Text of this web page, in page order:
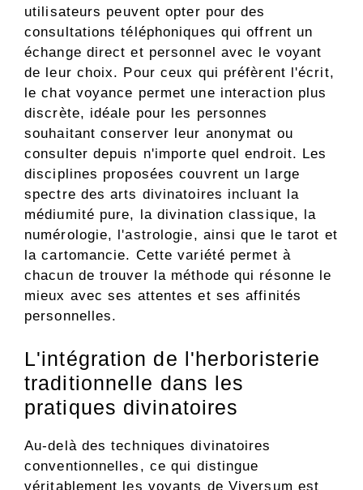
utilisateurs peuvent opter pour des
consultations téléphoniques qui offrent un
échange direct et personnel avec le voyant
de leur choix. Pour ceux qui préfèrent l'écrit,
le chat voyance permet une interaction plus
discrète, idéale pour les personnes
souhaitant conserver leur anonymat ou
consulter depuis n'importe quel endroit. Les
disciplines proposées couvrent un large
spectre des arts divinatoires incluant la
médiumité pure, la divination classique, la
numérologie, l'astrologie, ainsi que le tarot et
la cartomancie. Cette variété permet à
chacun de trouver la méthode qui résonne le
mieux avec ses attentes et ses affinités
personnelles.
L'intégration de l'herboristerie
traditionnelle dans les
pratiques divinatoires
Au-delà des techniques divinatoires
conventionnelles, ce qui distingue
véritablement les voyants de Viversum est